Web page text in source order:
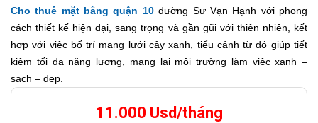
Cho thuê mặt bằng quận 10đường Sư Vạn Hạnh với phong
cách thiết kế hiện đại, sang trọng và gần gũi với thiên nhiên, kết
hợp với việc bố trí mạng lưới cây xanh, tiểu cảnh từ đó giúp tiết
kiệm tối đa năng lượng, mang lại môi trường làm việc xanh –
sạch – đẹp.
11.000 Usd/tháng